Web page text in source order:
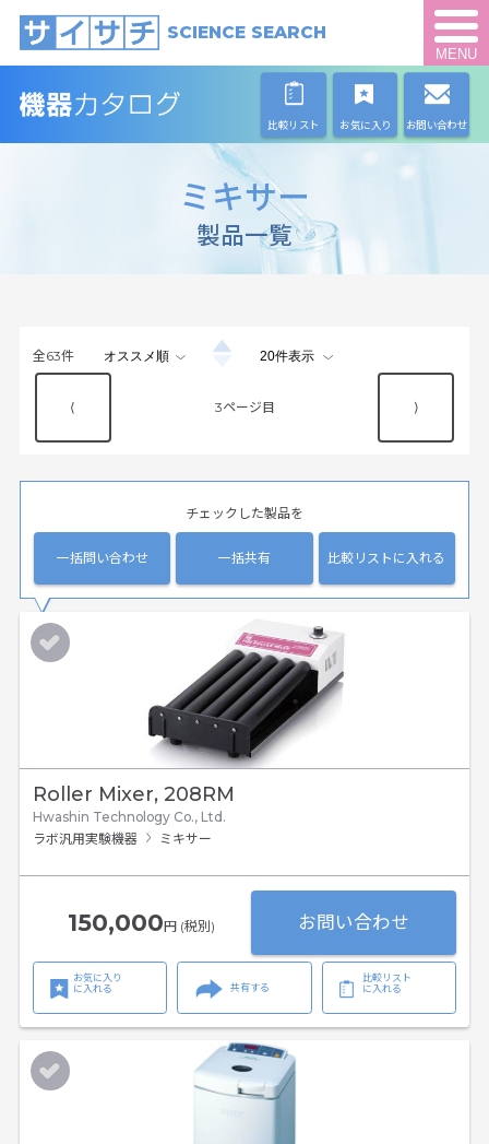
SCIENCE SEARCH
MENU
比較リスト お気に入り お問い合わせ
ミキサー
製品一覧
全63件
⟨ 3 ⟩
チェックした製品を
一括問い合わせ 一括共有 比較リストに入れる
Roller Mixer, 208RM
Hwashin Technology Co., Ltd.
ラボ汎用実験機器
ミキサー
150,000円 (税別) お問い合わせ
お気に入り
に入れる
共有する
比較リスト
に入れる